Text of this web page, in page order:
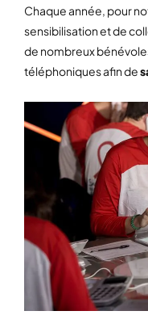
Chaque année, pour
sensibilisation et de
de nombreux
téléphoniques afin de